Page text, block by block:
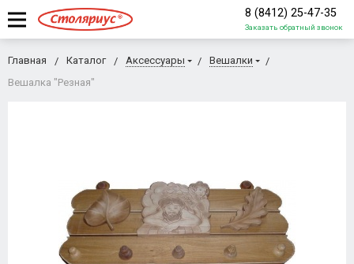
8 (8412) 25-47-35
Заказать обратный звонок
Главная Каталог Аксессуары
Вешалки
Вешалка "Резная"